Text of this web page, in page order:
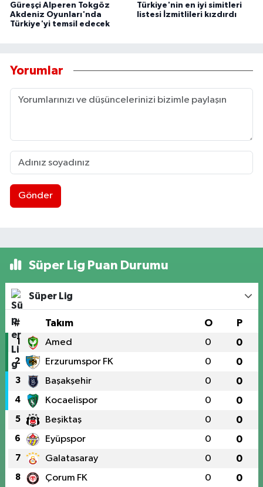
Güreşçi Alperen Tokgöz
Akdeniz Oyunları'nda
Türkiye'yi temsil edecek
Türkiye'nin en iyi simitleri
listesi İzmitlileri kızdırdı
Yorumlar
Gönder
Süper Lig Puan Durumu
Süper Lig
# Takım O P
1 Amed 0 0
2 Erzurumspor FK 0 0
3 Başakşehir 0 0
4 Kocaelispor 0 0
5 Beşiktaş 0 0
6 Eyüpspor 0 0
7 Galatasaray 0 0
8 Çorum FK 0 0